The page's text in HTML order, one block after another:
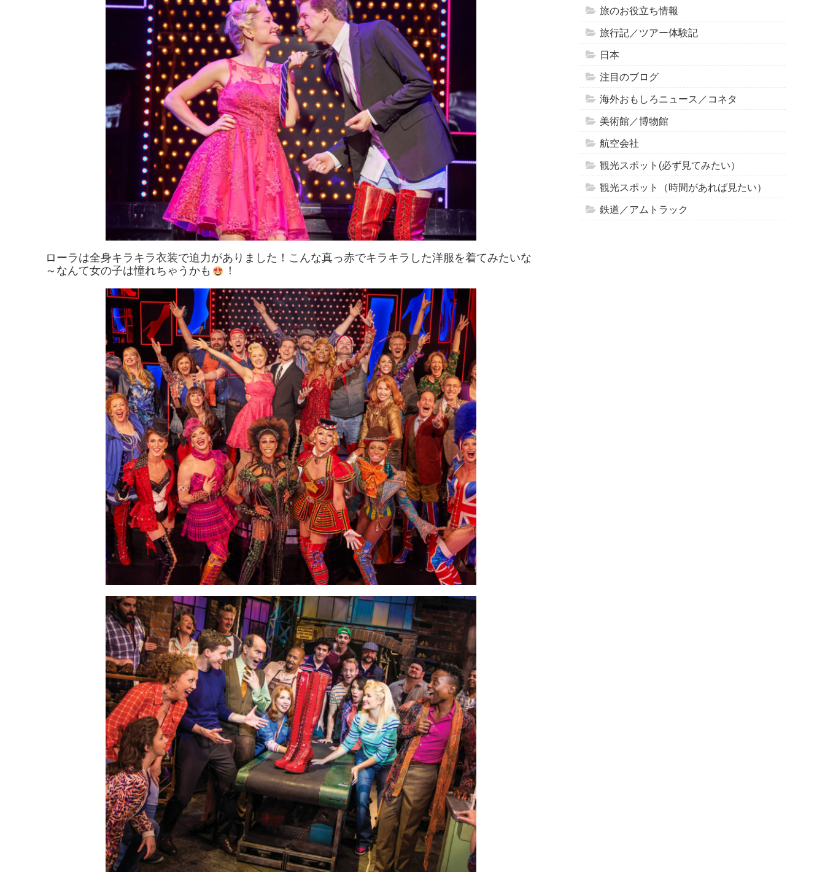
ローラは全身キラキラ衣装で迫力がありました！こんな真っ赤でキラキラした洋服を着てみたいな
～なんて女の子は憧れちゃうかも
！
旅のお役立ち情報
旅行記／ツアー体験記
日本
注目のブログ
海外おもしろニュース／コネタ
美術館／博物館
航空会社
観光スポット(必ず見てみたい）
観光スポット（時間があれば見たい）
鉄道／アムトラック